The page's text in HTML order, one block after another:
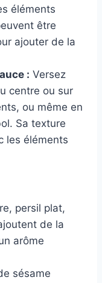
éléments
être
ajouter de la
: Versez
centre ou sur
ou même en
Sa texture
les éléments
persil plat,
de la
arôme
sésame